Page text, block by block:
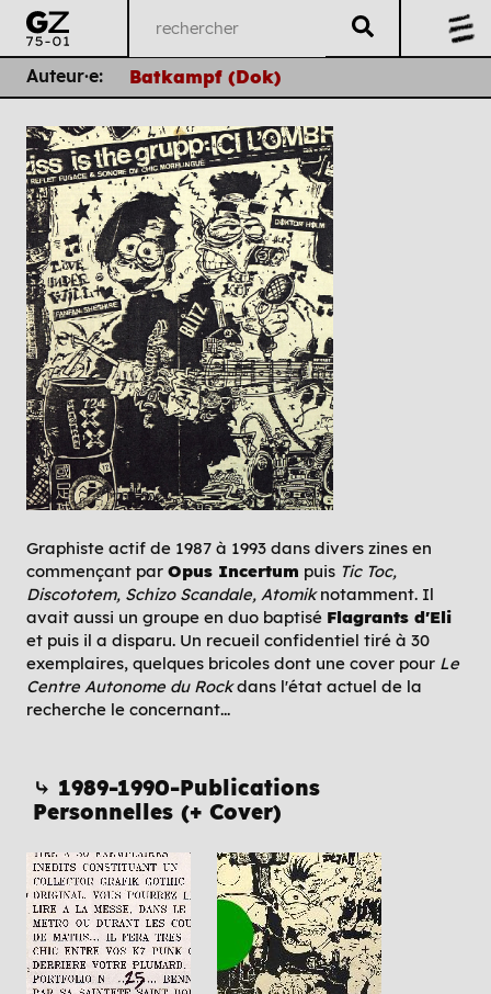
Auteur·e: Batkampf (Dok)
Graphiste actif de 1987 à 1993 dans divers zines en
commençant par Opus Incertum puis Tic Toc,
Discototem, Schizo Scandale, Atomiknotamment. Il
avait aussi un groupe en duo baptisé Flagrants d'Eli
et puis il a disparu. Un recueil confidentiel tiré à 30
exemplaires, quelques bricoles dont une cover pour Le
Centre Autonome du Rockdans l'état actuel de la
recherche le concernant...
⤷ 1989-1990-Publications
Personnelles (+ Cover)